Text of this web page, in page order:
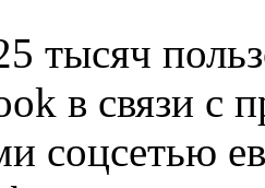
тысяч
в связи с
соцсетью